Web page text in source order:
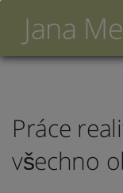
Jana
Práce
všechno